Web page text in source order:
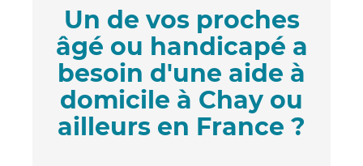
Un de vos proches
âgé ou handicapé a
besoin d'une aide à
domicile à Chay ou
ailleurs en France ?